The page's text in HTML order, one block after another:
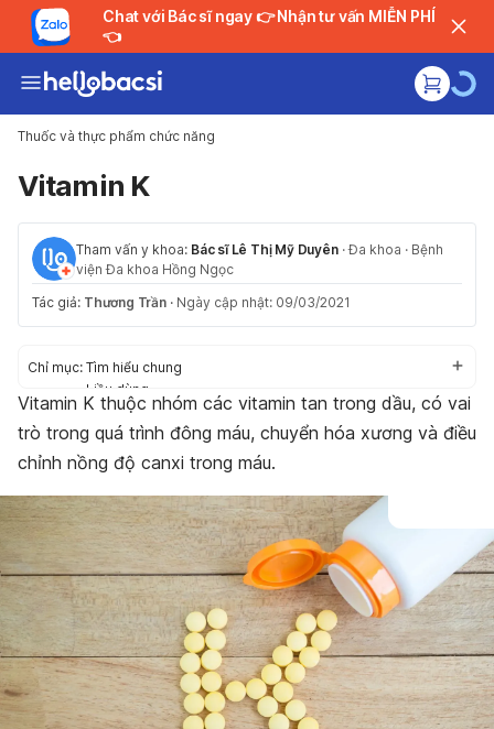
Chat với Bác sĩ ngay 👉 Nhận tư vấn MIỄN PHÍ
👈
Thuốc và thực phẩm chức năng
Vitamin K
Tham vấn y khoa: Bác sĩ Lê Thị Mỹ Duyên ·Đa khoa · Bệnh
viện Đa khoa Hồng Ngọc
Tác giả: Thương Trần · Ngày cập nhật: 09/03/2021
Chỉ mục: Tìm hiểu chung
Liều dùng
Cách dùng
Tác dụng phụ
Thận trọng trước khi dùng
Tương tác thuốc
Bảo quản
Vitamin K thuộc nhóm các vitamin tan trong dầu, có vai
trò trong quá trình đông máu, chuyển hóa xương và điều
chỉnh nồng độ canxi trong máu.